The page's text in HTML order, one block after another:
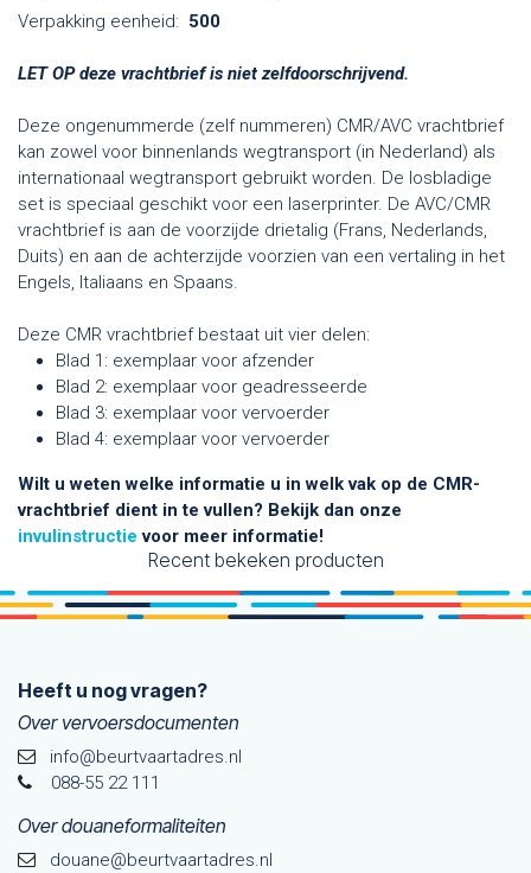
Verpakking eenheid: 500
LET OP deze vrachtbrief is niet zelfdoorschrijvend.
Deze ongenummerde (zelf nummeren) CMR/AVC vrachtbrief
kan zowel voor binnenlands wegtransport (in Nederland) als
internationaal wegtransport gebruikt worden. De losbladige
set is speciaal geschikt voor een laserprinter. De AVC/CMR
vrachtbrief is aan de voorzijde drietalig (Frans, Nederlands,
Duits) en aan de achterzijde voorzien van een vertaling in het
Engels, Italiaans en Spaans.
Deze CMR vrachtbrief bestaat uit vier delen:
Blad 1: exemplaar voor afzender
Blad 2: exemplaar voor geadresseerde
Blad 3: exemplaar voor vervoerder
Blad 4: exemplaar voor vervoerder
Wilt u weten welke informatie u in welk vak op de CMR-
vrachtbrief dient in te vullen? Bekijk dan onze
invulinstructievoor meer informatie!
Recent bekeken producten
Heeft u nog vragen?
Over vervoersdocumenten
info@beurtvaartadres.nl
088-55 22 111
Over douaneformaliteiten
douane@beurtvaarta​dres.nl